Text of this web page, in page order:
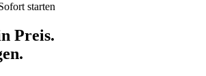
starten
Preis.